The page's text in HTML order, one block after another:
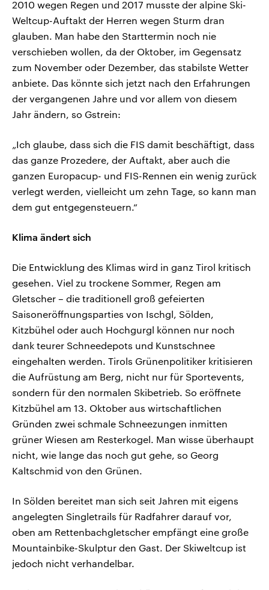
2010 wegen Regen und 2017 musste der alpine Ski-
Weltcup-Auftakt der Herren wegen Sturm dran
glauben. Man habe den Starttermin noch nie
verschieben wollen, da der Oktober, im Gegensatz
zum November oder Dezember, das stabilste Wetter
anbiete. Das könnte sich jetzt nach den Erfahrungen
der vergangenen Jahre und vor allem von diesem
Jahr ändern, so Gstrein:
„Ich glaube, dass sich die FIS damit beschäftigt, dass
das ganze Prozedere, der Auftakt, aber auch die
ganzen Europacup- und FIS-Rennen ein wenig zurück
verlegt werden, vielleicht um zehn Tage, so kann man
dem gut entgegensteuern.“
Klima ändert sich
Die Entwicklung des Klimas wird in ganz Tirol kritisch
gesehen. Viel zu trockene Sommer, Regen am
Gletscher – die traditionell groß gefeierten
Saisoneröffnungsparties von Ischgl, Sölden,
Kitzbühel oder auch Hochgurgl können nur noch
dank teurer Schneedepots und Kunstschnee
eingehalten werden. Tirols Grünenpolitiker kritisieren
die Aufrüstung am Berg, nicht nur für Sportevents,
sondern für den normalen Skibetrieb. So eröffnete
Kitzbühel am 13. Oktober aus wirtschaftlichen
Gründen zwei schmale Schneezungen inmitten
grüner Wiesen am Resterkogel. Man wisse überhaupt
nicht, wie lange das noch gut gehe, so Georg
Kaltschmid von den Grünen.
In Sölden bereitet man sich seit Jahren mit eigens
angelegten Singletrails für Radfahrer darauf vor,
oben am Rettenbachgletscher empfängt eine große
Mountainbike-Skulptur den Gast. Der Skiweltcup ist
jedoch nicht verhandelbar.